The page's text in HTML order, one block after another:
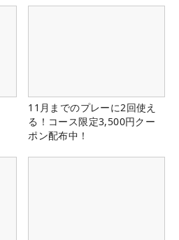
11月までのプレーに2回使え
る！コース限定3,500円クー
ポン配布中！